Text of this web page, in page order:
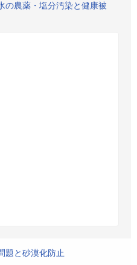
の農薬・塩分汚染と健康被
題と砂漠化防止